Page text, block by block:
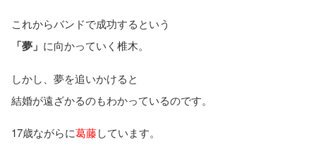
これからバンドで成功するという
「夢」 に向かっていく椎木。
しかし、夢を追いかけると
結婚が遠ざかるのもわかっているのです。
17歳ながらに葛藤しています。